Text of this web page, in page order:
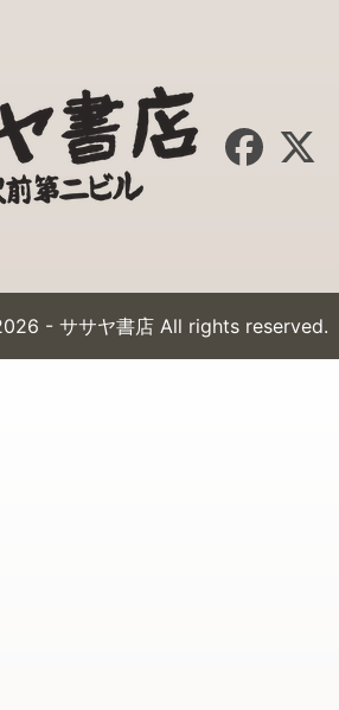
- ササヤ書店 All rights reserved.